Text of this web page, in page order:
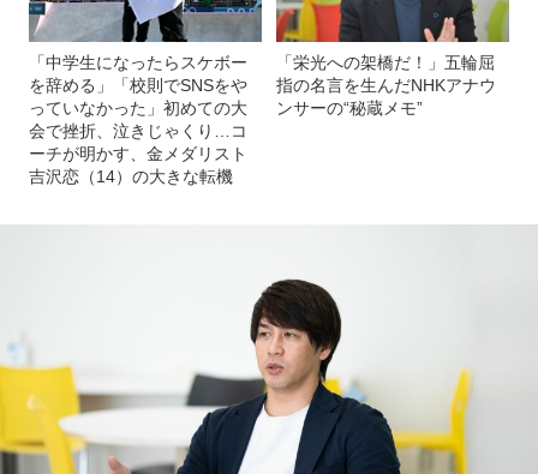
「中学生になったらスケボー
を辞める」「校則でSNSをや
っていなかった」初めての大
会で挫折、泣きじゃくり…コ
ーチが明かす、金メダリスト
吉沢恋（14）の大きな転機
「栄光への架橋だ！」五輪屈
指の名言を生んだNHKアナウ
ンサーの“秘蔵メモ”